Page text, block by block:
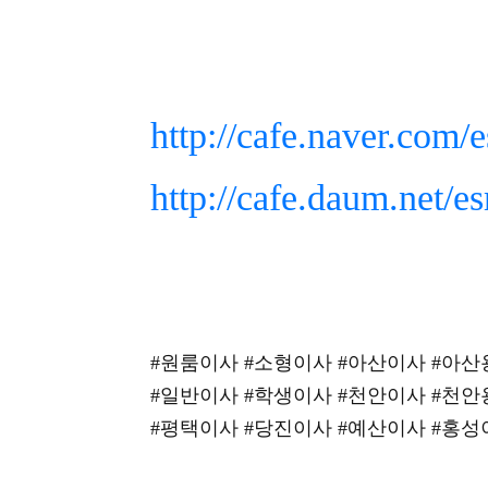
http://cafe.naver.com/
http://cafe.daum.net/
#원룸이사 #소형이사 #아산이사 #아
#일반이사 #학생이사 #천안이사 #천
#평택이사 #당진이사 #예산이사 #홍